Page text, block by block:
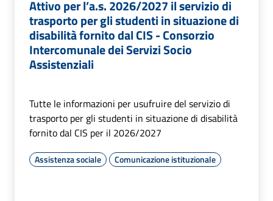
Attivo per l’a.s. 2026/2027 il servizio di
trasporto per gli studenti in situazione di
disabilità fornito dal CIS - Consorzio
Intercomunale dei Servizi Socio
Assistenziali
Tutte le informazioni per usufruire del servizio di
trasporto per gli studenti in situazione di disabilità
fornito dal CIS per il 2026/2027
Assistenza sociale Comunicazione istituzionale